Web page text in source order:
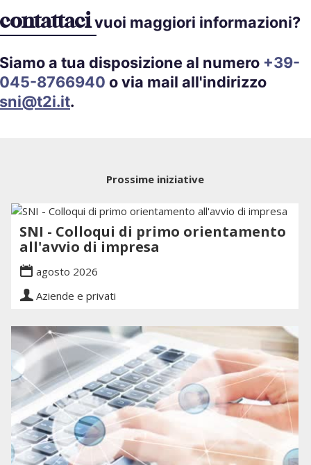
contattacivuoi maggiori informazioni?
Siamo a tua disposizione al numero +39-
045-8766940 o via mail all'indirizzo
sni@t2i.it.
Prossime iniziative
SNI - Colloqui di primo orientamento
all'avvio di impresa
agosto 2026
Aziende e privati